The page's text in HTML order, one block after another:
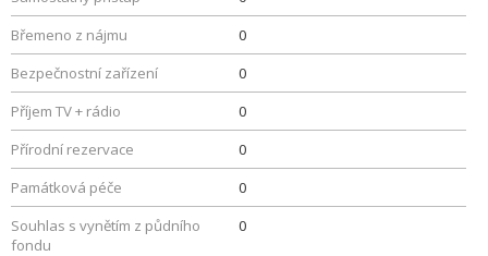
Břemeno z nájmu
0
Bezpečnostní zařízení
0
Příjem TV + rádio
0
Přírodní rezervace
0
Památková péče
0
Souhlas s vynětím z půdního
fondu
0